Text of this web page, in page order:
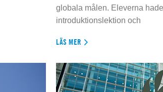
globala målen. Eleverna
introduktionslektion och
LÄS MER